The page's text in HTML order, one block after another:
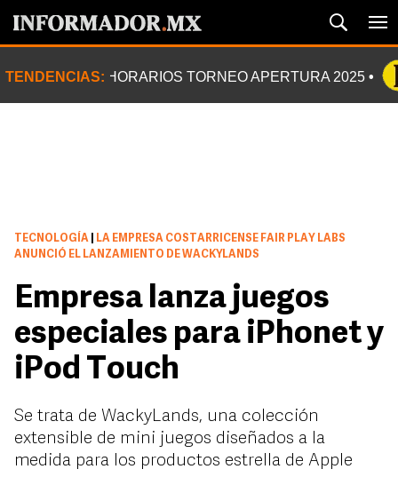
TENDENCIAS: HORARIOS TORNEO APERTURA 2025
TECNOLOGÍA
LA EMPRESA COSTARRICENSE FAIR PLAY LABS
ANUNCIÓ EL LANZAMIENTO DE WACKYLANDS
Empresa lanza juegos
especiales para iPhonet y
iPod Touch
Se trata de WackyLands, una colección
extensible de mini juegos diseñados a la
medida para los productos estrella de Apple